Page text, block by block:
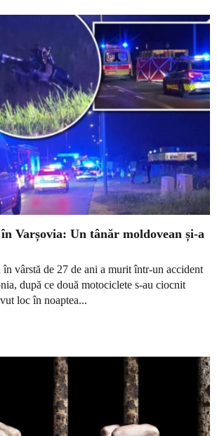
Varșovia: Un tânăr moldovean și-a
vârstă de 27 de ani a murit într-un accident
după ce două motociclete s-au ciocnit
loc în noaptea...